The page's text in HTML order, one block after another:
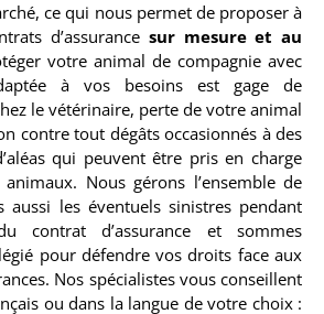
ce qui nous permet de proposer à
d’assurance sur mesure et au
votre animal de compagnie avec
à vos besoins est gage de
le vétérinaire, perte de votre animal
contre tout dégâts occasionnés à des
qui peuvent être pris en charge
Nous gérons l’ensemble de
aussi les éventuels sinistres pendant
contrat d’assurance et sommes
pour défendre vos droits face aux
Nos spécialistes vous conseillent
ou dans la langue de votre choix :